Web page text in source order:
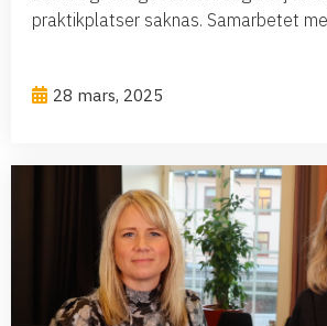
praktikplatser saknas. Samarbetet
28 mars, 2025